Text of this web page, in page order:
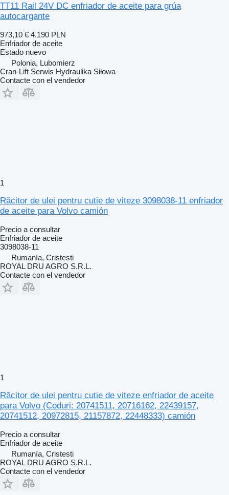
TT11 Rail 24V DC enfriador de aceite para grúa
autocargante
973,10 € 4.190 PLN
Enfriador de aceite
Estado nuevo
Polonia, Lubomierz
Cran-Lift Serwis Hydraulika Siłowa
Contacte con el vendedor
1
Răcitor de ulei pentru cutie de viteze 3098038-11 enfriador
de aceite para Volvo camión
Precio a consultar
Enfriador de aceite
3098038-11
Rumanía, Cristesti
ROYAL DRU AGRO S.R.L.
Contacte con el vendedor
1
Răcitor de ulei pentru cutie de viteze enfriador de aceite
para Volvo (Coduri: 20741511, 20716162, 22439157,
20741512, 20972815, 21157872, 22448333) camión
Precio a consultar
Enfriador de aceite
Rumanía, Cristesti
ROYAL DRU AGRO S.R.L.
Contacte con el vendedor